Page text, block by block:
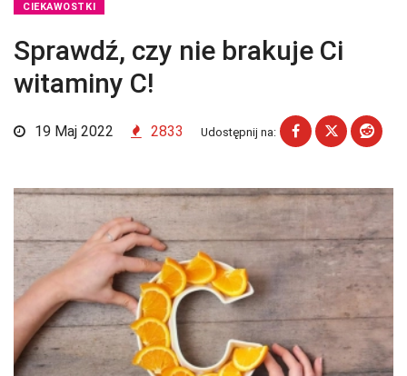
CIEKAWOSTKI
Sprawdź, czy nie brakuje Ci
witaminy C!
19 Maj 2022 2833 Udostępnij na: